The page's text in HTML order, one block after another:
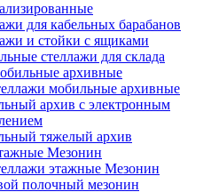
для кабельных барабанов
и стойки с ящиками
стеллажи для склада
архивные
мобильные архивные
архив с электронным
тяжелый архив
Мезонин
этажные Мезонин
полочный мезонин